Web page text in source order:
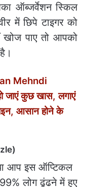
ऑब्जर्वेशन स्किल
में छिपे टाइगर को
खोज पाए तो आपको
Mehndi
जाएं कुछ खास, लगाएं
आसान होने के